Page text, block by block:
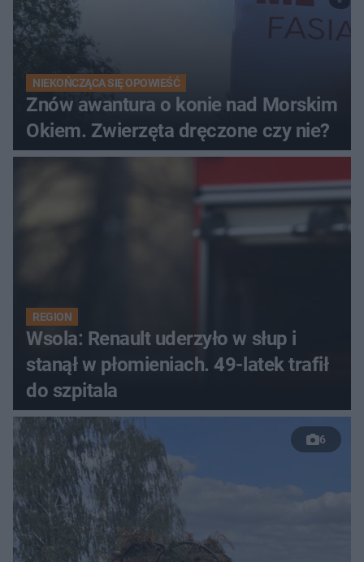
NIEKOŃCZĄCA SIĘ OPOWIEŚĆ
Znów awantura o konie nad Morskim
Okiem. Zwierzęta dręczone czy nie?
REGION
Wsola: Renault uderzyło w słup i
stanął w płomieniach. 49-latek trafił
do szpitala
6